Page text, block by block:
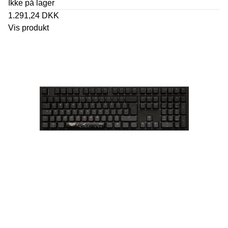
Ikke på lager
1.291,24 DKK
Vis produkt